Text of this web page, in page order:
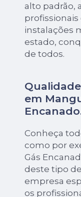
alto padrão,
profissionais
instalações
estado,
de todos.
em
Conheça
como por
Gás
deste tipo
empresa
os